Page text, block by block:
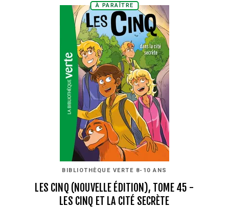
À PARAÎTRE
BIBLIOTHÈQUE VERTE 8-10 ANS
LES CINQ (NOUVELLE ÉDITION), TOME 45 -
LES CINQ ET LA CITÉ SECRÈTE